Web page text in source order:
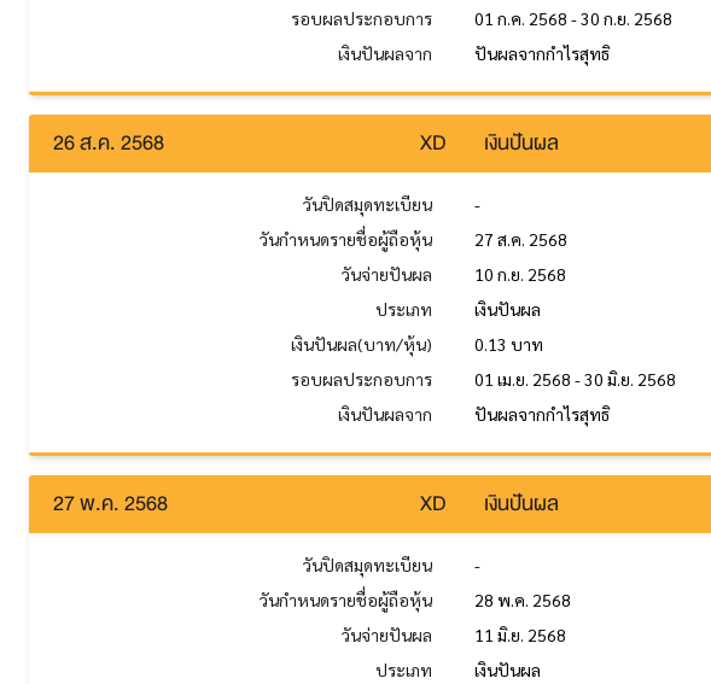
รอบผลประกอบการ
01 ก.ค. 2568 - 30 ก.ย. 2568
เงินปันผลจาก
ปันผลจากกำไรสุทธิ
26 ส.ค. 2568 XD เงินปันผล
วันปิดสมุดทะเบียน
-
วันกำหนดรายชื่อผู้ถือหุ้น
27 ส.ค. 2568
วันจ่ายปันผล
10 ก.ย. 2568
ประเภท
เงินปันผล
เงินปันผล(บาท/หุ้น)
0.13 บาท
รอบผลประกอบการ
01 เม.ย. 2568 - 30 มิ.ย. 2568
เงินปันผลจาก
ปันผลจากกำไรสุทธิ
27 พ.ค. 2568 XD เงินปันผล
วันปิดสมุดทะเบียน
-
วันกำหนดรายชื่อผู้ถือหุ้น
28 พ.ค. 2568
วันจ่ายปันผล
11 มิ.ย. 2568
ประเภท
เงินปันผล